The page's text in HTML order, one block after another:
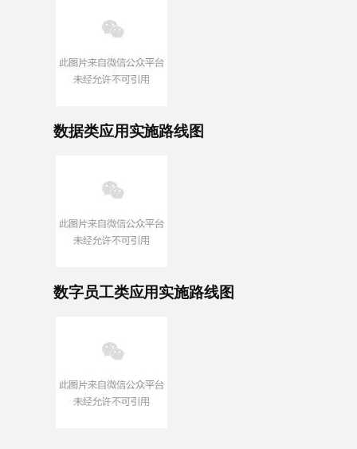
数据类应用实施路线图
数字员工类应用实施路线图